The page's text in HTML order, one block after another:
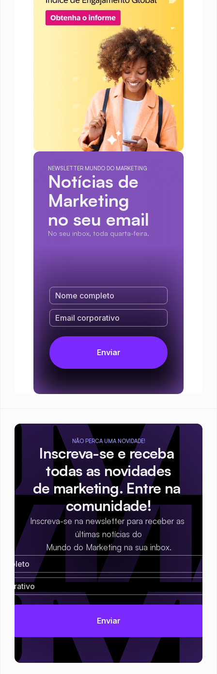
NEWSLETTER MUNDO DO MARKETING
Notícias de
Marketing
no seu email
No seu inbox, toda quarta-feira.
NÃO PERCA UMA NOVIDADE!
Inscreva-se e receba
todas as novidades
de marketing. Entre na
comunidade!
Inscreva-se na newsletter para receber as
últimas notícias do
Mundo do Marketing na sua inbox.